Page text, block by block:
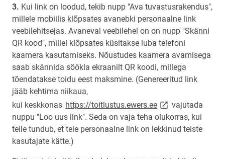
Kui link on loodud, tekib nupp "Ava tuvastusrakendus",
millele mobiilis klõpsates avanebki personaalne link
veebilehitsejas. Avaneval veebilehel on on nupp "Skänni
QR kood", millel klõpsates küsitakse luba telefoni
kaamera kasutamiseks. Nõustudes kaamera avamisega
saab skännida söökla ekraanilt QR koodi, millega
tõendatakse toidu eest maksmine. (Genereeritud link
jääb kehtima niikaua,
kui keskkonas https://toitlustus.ewers.eelink opens on new
vajutada
nuppu "Loo uus link". Seda on vaja teha olukorras, kui
teile tundub, et teie personaalne link on lekkinud teiste
kasutajate kätte.)